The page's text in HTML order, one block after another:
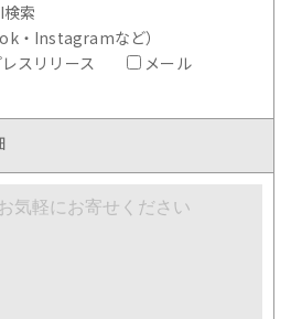
検索
・Instagramなど）
スリリース
メール